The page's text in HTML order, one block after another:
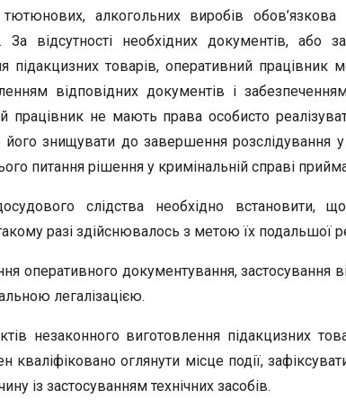
алкогольних виробів обов’язкова
За відсутності необхідних документів, або
підакцизних товарів, оперативний працівник
відповідних документів і
працівник не мають права особисто
його знищувати до завершення розслідування
питання рішення у кримінальній справі
слідства необхідно встановити,
разі здійснювалось з метою їх подальшої
оперативного документування, застосування
легалізацією.
незаконного виготовлення підакцизних
кваліфіковано оглянути місце події,
із застосуванням технічних засобів.